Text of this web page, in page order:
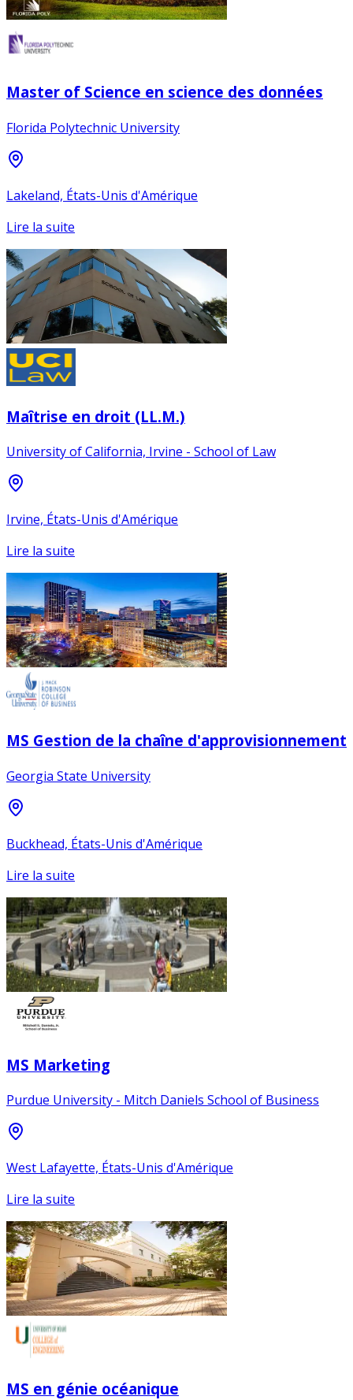
Master of Science en science des données
Florida Polytechnic University
Lakeland, États-Unis d'Amérique
Lire la suite
Maîtrise en droit (LL.M.)
University of California, Irvine - School of Law
Irvine, États-Unis d'Amérique
Lire la suite
MS Gestion de la chaîne d'approvisionnement
Georgia State University
Buckhead, États-Unis d'Amérique
Lire la suite
MS Marketing
Purdue University - Mitch Daniels School of Business
West Lafayette, États-Unis d'Amérique
Lire la suite
MS en génie océanique